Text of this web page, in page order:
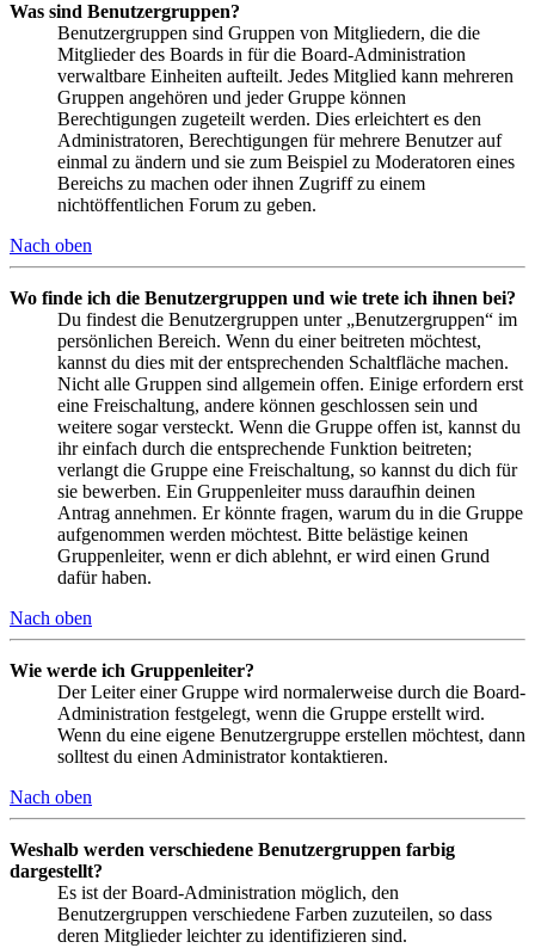
Was sind Benutzergruppen?
Benutzergruppen sind Gruppen von Mitgliedern, die die
Mitglieder des Boards in für die Board-Administration
verwaltbare Einheiten aufteilt. Jedes Mitglied kann mehreren
Gruppen angehören und jeder Gruppe können
Berechtigungen zugeteilt werden. Dies erleichtert es den
Administratoren, Berechtigungen für mehrere Benutzer auf
einmal zu ändern und sie zum Beispiel zu Moderatoren eines
Bereichs zu machen oder ihnen Zugriff zu einem
nichtöffentlichen Forum zu geben.
Nach oben
Wo finde ich die Benutzergruppen und wie trete ich ihnen bei?
Du findest die Benutzergruppen unter „Benutzergruppen“ im
persönlichen Bereich. Wenn du einer beitreten möchtest,
kannst du dies mit der entsprechenden Schaltfläche machen.
Nicht alle Gruppen sind allgemein offen. Einige erfordern erst
eine Freischaltung, andere können geschlossen sein und
weitere sogar versteckt. Wenn die Gruppe offen ist, kannst du
ihr einfach durch die entsprechende Funktion beitreten;
verlangt die Gruppe eine Freischaltung, so kannst du dich für
sie bewerben. Ein Gruppenleiter muss daraufhin deinen
Antrag annehmen. Er könnte fragen, warum du in die Gruppe
aufgenommen werden möchtest. Bitte belästige keinen
Gruppenleiter, wenn er dich ablehnt, er wird einen Grund
dafür haben.
Nach oben
Wie werde ich Gruppenleiter?
Der Leiter einer Gruppe wird normalerweise durch die Board-
Administration festgelegt, wenn die Gruppe erstellt wird.
Wenn du eine eigene Benutzergruppe erstellen möchtest, dann
solltest du einen Administrator kontaktieren.
Nach oben
Weshalb werden verschiedene Benutzergruppen farbig
dargestellt?
Es ist der Board-Administration möglich, den
Benutzergruppen verschiedene Farben zuzuteilen, so dass
deren Mitglieder leichter zu identifizieren sind.